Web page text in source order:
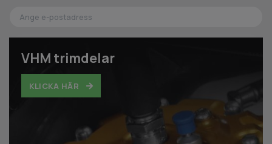
VHM trimdelar
KLICKA HÄR